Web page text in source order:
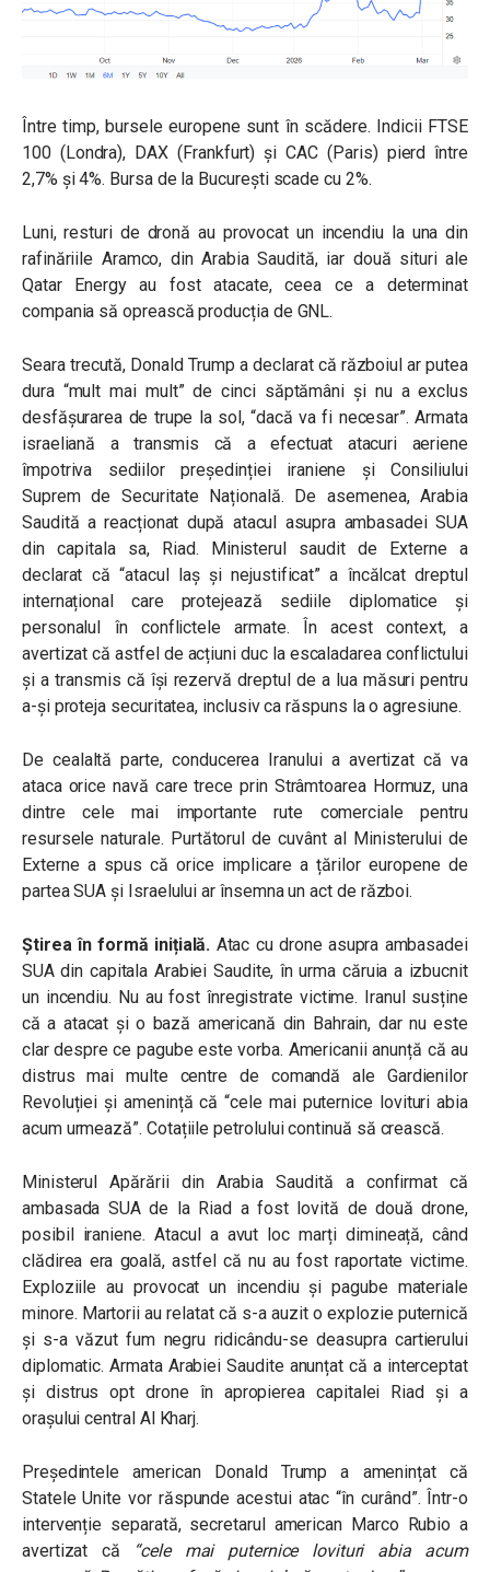
Între timp, bursele europene sunt în scădere. Indicii FTSE
100 (Londra), DAX (Frankfurt) și CAC (Paris) pierd între
2,7% și 4%. Bursa de la București scade cu 2%.
Luni, resturi de dronă au provocat un incendiu la una din
rafinăriile Aramco, din Arabia Saudită, iar două situri ale
Qatar Energy au fost atacate, ceea ce a determinat
compania să oprească producția de GNL.
Seara trecută, Donald Trump a declarat că războiul ar putea
dura “mult mai mult” de cinci săptămâni și nu a exclus
desfășurarea de trupe la sol, “dacă va fi necesar”. Armata
israeliană a transmis că a efectuat atacuri aeriene
împotriva sediilor președinției iraniene și Consiliului
Suprem de Securitate Națională. De asemenea, Arabia
Saudită a reacționat după atacul asupra ambasadei SUA
din capitala sa, Riad.
Ministerul saudit de Externe a
declarat că “atacul laș și nejustificat” a încălcat dreptul
internațional care protejează sediile diplomatice și
personalul în conflictele armate. În acest context,a
avertizat că astfel de acțiuni duc la escaladarea conflictului
și a transmis că își rezervă dreptul de a lua măsuri pentru
a-și proteja securitatea, inclusiv ca răspuns la o agresiune.
De cealaltă parte, conducerea Iranului a avertizat că va
ataca orice navă care trece prin Strâmtoarea Hormuz, una
dintre cele mai importante rute comerciale pentru
resursele naturale. Purtătorul de cuvânt al Ministerului de
Externe a spus că orice implicare a țărilor europene de
partea SUA și Israelului ar însemna un act de război.
Știrea în formă inițială. Atac cu drone asupra ambasadei
SUA din capitala Arabiei Saudite, în urma căruia a izbucnit
un incendiu. Nu au fost înregistrate victime. Iranul susține
că a atacat și o bază americană din Bahrain, dar nu este
clar despre ce pagube este vorba. Americanii anunță că au
distrus mai multe centre de comandă ale Gardienilor
Revoluției și amenință că “cele mai puternice lovituri abia
acum urmează”. Cotațiile petrolului continuă să crească.
Ministerul Apărării din Arabia Saudită a confirmat că
ambasada SUA de la Riad a fost lovită de două drone,
posibil iraniene. Atacul a avut loc marți dimineață, când
clădirea era goală, astfel că nu au fost raportate victime.
Exploziile au provocat un incendiu și pagube materiale
minore. Martorii au relatat că s-a auzit o explozie puternică
și s-a văzut fum negru ridicându-se deasupra cartierului
diplomatic.Armata Arabiei Saudite anunțat că a interceptat
și distrus opt drone în apropierea capitalei Riad și a
orașului central Al Kharj.
Președintele american Donald Trump a amenințat că
Statele Unite vor răspunde acestui atac “în curând”. Într-o
intervenție separată, secretarul american Marco Rubio a
avertizat că
“cele mai puternice lovituri abia acum